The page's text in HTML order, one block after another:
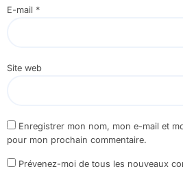
E-mail *
Site web
Enregistrer mon nom, mon e-mail et
pour mon prochain commentaire.
Prévenez-moi de tous les nouveaux